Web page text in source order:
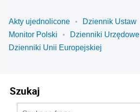
Akty ujednolicone
Dziennik Ustaw
Monitor Polski
Dzienniki Urzędowe
Dzienniki Unii Europejskiej
Szukaj